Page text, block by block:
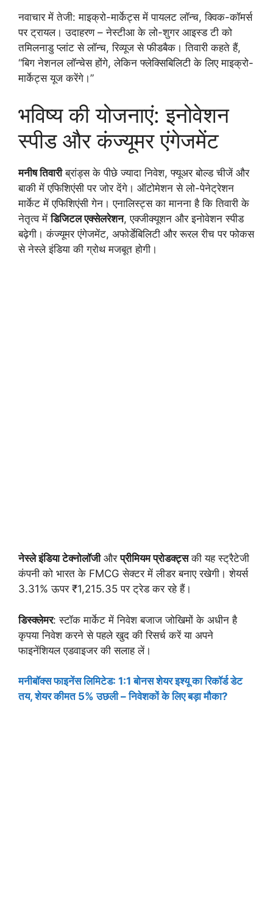
नवाचार में तेजी: माइक्रो-मार्केट्स में पायलट लॉन्च, क्विक-कॉमर्स
पर ट्रायल। उदाहरण – नेस्टीआ के लो-शुगर आइस्ड टी को
तमिलनाडु प्लांट से लॉन्च, रिव्यूज से फीडबैक। तिवारी कहते हैं,
“बिग नेशनल लॉन्चेस होंगे, लेकिन फ्लेक्सिबिलिटी के लिए माइक्रो-
मार्केट्स यूज करेंगे।”
भविष्य की योजनाएं: इनोवेशन
स्पीड और कंज्यूमर एंगेजमेंट
मनीष तिवारीब्रांड्स के पीछे ज्यादा निवेश, फ्यूअर बोल्ड चीजें और
बाकी में एफिशिएंसी पर जोर देंगे। ऑटोमेशन से लो-पेनेट्रेशन
मार्केट में एफिशिएंसी गेन। एनालिस्ट्स का मानना है कि तिवारी के
नेतृत्व मेंडिजिटल एक्सेलरेशन, एक्जीक्यूशन और इनोवेशन स्पीड
बढ़ेगी। कंज्यूमर एंगेजमेंट, अफोर्डेबिलिटी और रूरल रीच पर फोकस
से नेस्ले इंडिया की ग्रोथ मजबूत होगी।
नेस्ले इंडिया टेक्नोलॉजीऔरप्रीमियम प्रोडक्ट्सकी यह स्ट्रैटेजी
कंपनी को भारत के FMCG सेक्टर में लीडर बनाए रखेगी। शेयर्स
3.31% ऊपर ₹1,215.35 पर ट्रेड कर रहे हैं।
डिस्क्लेमर: स्टॉक मार्केट में निवेश बजाज जोखिमों के अधीन है
कृपया निवेश करने से पहले खुद की रिसर्च करें या अपने
फाइनेंशियल एडवाइजर की सलाह लें।
मनीबॉक्स फाइनेंस लिमिटेड: 1:1 बोनस शेयर इश्यू का रिकॉर्ड डेट
तय, शेयर कीमत 5% उछली – निवेशकों के लिए बड़ा मौका?